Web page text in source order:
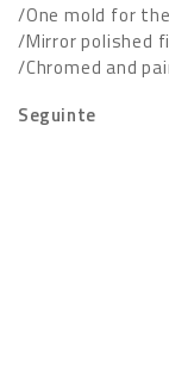
/One mold for
/Mirror polished
/Chromed and
Seguinte